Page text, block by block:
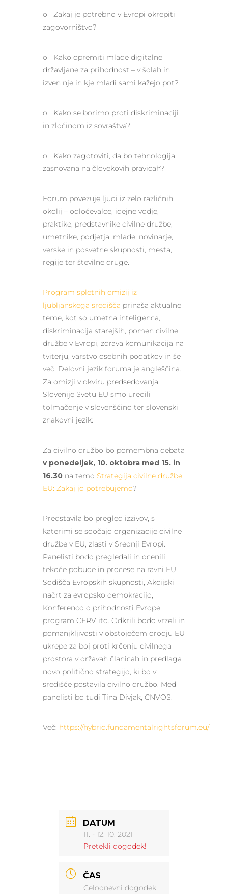
o Zakaj je potrebno v Evropi okrepiti
zagovorništvo?
o Kako opremiti mlade digitalne
državljane za prihodnost – v šolah in
izven nje in kje mladi sami kažejo pot?
o Kako se borimo proti diskriminaciji
in zločinom iz sovraštva?
o Kako zagotoviti, da bo tehnologija
zasnovana na človekovih pravicah?
Forum povezuje ljudi iz zelo različnih
okolij – odločevalce, idejne vodje,
praktike, predstavnike civilne družbe,
umetnike, podjetja, mlade, novinarje,
verske in posvetne skupnosti, mesta,
regije ter številne druge.
Program spletnih omizij iz
ljubljanskega središča prinaša aktualne
teme, kot so umetna inteligenca,
diskriminacija starejših, pomen civilne
družbe v Evropi, zdrava komunikacija na
tviterju, varstvo osebnih podatkov in še
več. Delovni jezik foruma je angleščina.
Za omizji v okviru predsedovanja
Slovenije Svetu EU smo uredili
tolmačenje v slovenščino ter slovenski
znakovni jezik:
Za civilno družbo bo pomembna debata
v ponedeljek, 10. oktobra med 15. in
16.30 na temo Strategija civilne družbe
EU: Zakaj jo potrebujemo?
Predstavila bo pregled izzivov, s
katerimi se soočajo organizacije civilne
družbe v EU, zlasti v Srednji Evropi.
Panelisti bodo pregledali in ocenili
tekoče pobude in procese na ravni EU
Sodišča Evropskih skupnosti, Akcijski
načrt za evropsko demokracijo,
Konferenco o prihodnosti Evrope,
program CERV itd. Odkrili bodo vrzeli in
pomanjkljivosti v obstoječem orodju EU
ukrepe za boj proti krčenju civilnega
prostora v državah članicah in predlaga
novo politično strategijo, ki bo v
središče postavila civilno družbo. Med
panelisti bo tudi Tina Divjak, CNVOS.
Več: https://hybrid.fundamentalrightsforum.eu/
DATUM
11. - 12. 10. 2021
Pretekli dogodek!
ČAS
Celodnevni dogodek